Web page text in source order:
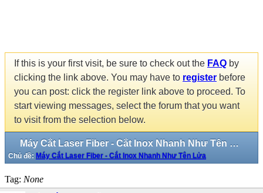
If this is your first visit, be sure to check out the FAQ by
clicking the link above. You may have to register before
you can post: click the register link above to proceed. To
start viewing messages, select the forum that you want
to visit from the selection below.
Máy Cắt Laser Fiber - Cắt Inox Nhanh Như Tên Lửa
Chủ đề: Máy Cắt Laser Fiber - Cắt Inox Nhanh Như Tên Lửa
Tag: None